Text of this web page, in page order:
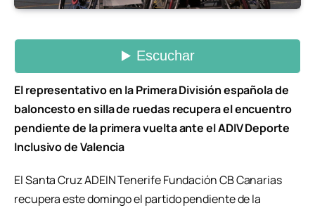
El representativo en la Primera División española de
baloncesto en silla de ruedas recupera el encuentro
pendiente de la primera vuelta ante el ADIV Deporte
Inclusivo de Valencia
El Santa Cruz ADEIN Tenerife Fundación CB Canarias
recupera este domingo el partido pendiente de la